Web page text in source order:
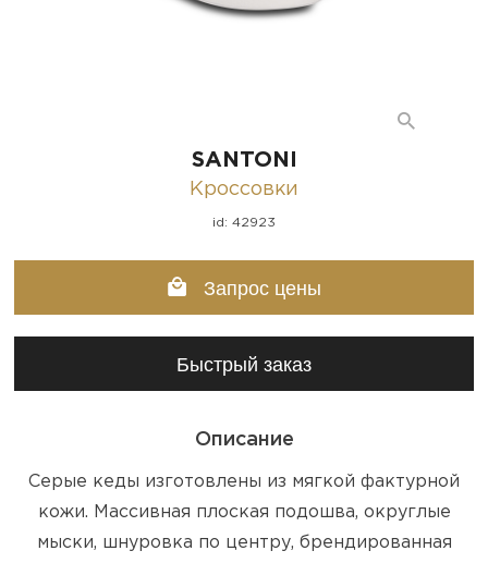
SANTONI
Кроссовки
id: 42923
Запрос цены
Быстрый заказ
Описание
Серые кеды изготовлены из мягкой фактурной
кожи. Массивная плоская подошва, округлые
мыски, шнуровка по центру, брендированная